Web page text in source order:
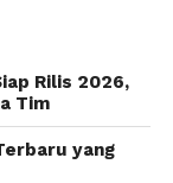
Rilis 2026,
Tim
yang